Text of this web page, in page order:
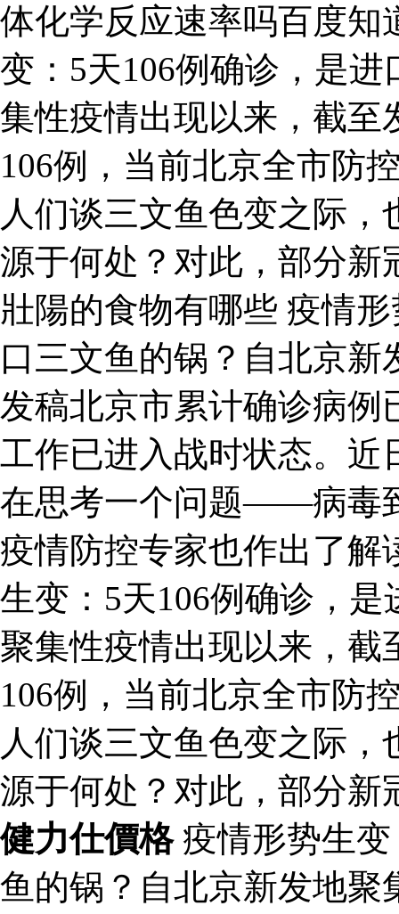
体化学反应速率吗百度知
变：5天106例确诊，是
集性疫情出现以来，截至
106例，当前北京全市防
人们谈三文鱼色变之际
源于何处？对此，部分新
壯陽的食物有哪些 疫情
口三文鱼的锅？自北京
发稿北京市累计确诊病例
工作已进入战时状态。近
在思考一个问题——病毒
疫情防控专家也作出了解
生变：5天106例确诊，
聚集性疫情出现以来，截
106例，当前北京全市防
人们谈三文鱼色变之际
源于何处？对此，部分新
健力仕價格疫情形势生变
鱼的锅？自北京新发地聚